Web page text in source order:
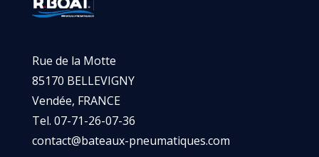
Rue de la Motte
85170 BELLEVIGNY
Vendée, FRANCE
Tel. 07-71-26-07-36
contact@bateaux-pneumatiques.com